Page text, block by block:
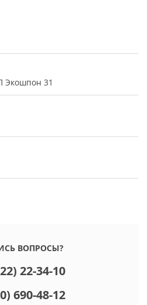
Экошпон 31
ВОПРОСЫ?
22-34-10
690-48-12